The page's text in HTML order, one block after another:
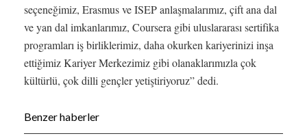
seçeneğimiz, Erasmus ve ISEP anlaşmalarımız, çift ana dal
ve yan dal imkanlarımız, Coursera gibi uluslararası sertifika
programları iş birliklerimiz, daha okurken kariyerinizi inşa
ettiğimiz Kariyer Merkezimiz gibi olanaklarımızla çok
kültürlü, çok dilli gençler yetiştiriyoruz” dedi.
Benzer haberler